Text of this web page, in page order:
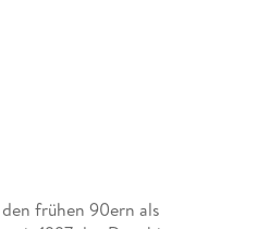
. . . 55
frühen 90ern als